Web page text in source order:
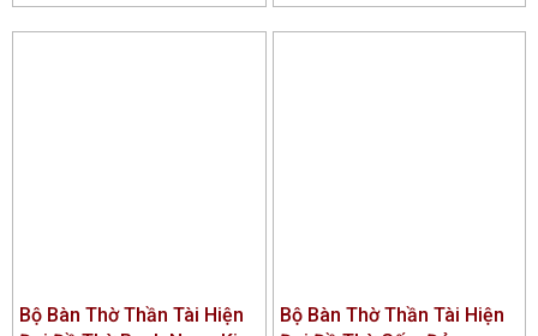
Bộ Bàn Thờ Thần Tài Hiện
Bộ Bàn Thờ Thần Tài Hiện